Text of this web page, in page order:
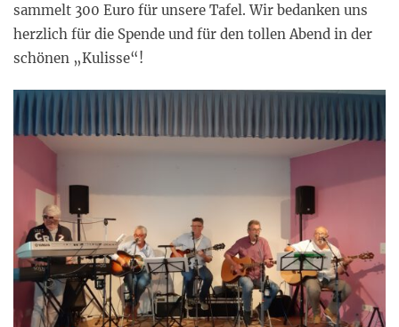
sammelt 300 Euro für unsere Tafel. Wir bedanken uns
herzlich für die Spende und für den tollen Abend in der
schönen „Kulisse“!